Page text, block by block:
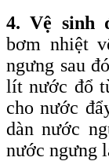
4. Vệ sinh
bơm nhiệt
ngưng sau
lít nước đổ
cho nước
dàn nước
nước ngưng